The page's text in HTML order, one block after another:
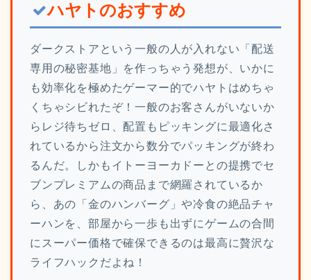
ハヤトのおすすめ
ダークストアという一般の人が入れない「配送
専用の秘密基地」を作っちゃう発想が、いかに
も効率化を極めたゲーマー的でハヤトはめちゃ
くちゃシビれたぞ！一般のお客さんがいないか
らレジ待ちゼロ、配置もピッキングに最適化さ
れているから注文から数分でパッキングが終わ
るんだ。しかもイトーヨーカドーとの提携でセ
ブンプレミアムの商品まで網羅されているか
ら、あの「金のハンバーグ」や冷食の絶品チャ
ーハンを、部屋から一歩も出ずにゲームの合間
にスーパー価格で確保できるのは最高に贅沢な
ライフハックだよね！